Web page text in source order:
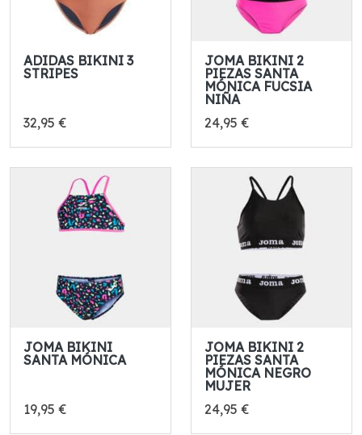
ADIDAS BIKINI 3
STRIPES
32,95 €
JOMA BIKINI 2
PIEZAS SANTA
MÓNICA FUCSIA
NIÑA
24,95 €
JOMA BIKINI
SANTA MÓNICA
19,95 €
JOMA BIKINI 2
PIEZAS SANTA
MÓNICA NEGRO
MUJER
24,95 €